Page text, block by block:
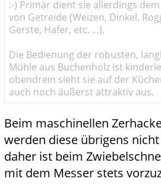
:-) Primär dient sie allerdings
von Getreide (Weizen, Dinkel,
Gerste, Hafer, etc. ...).
Die Bedienung der robusten,
Mühle aus Buchenholz ist
obendrein sieht sie auf der
auch noch äußerst attraktiv aus.
Beim maschinellen
werden diese übrigens
daher ist beim
mit dem Messer stets